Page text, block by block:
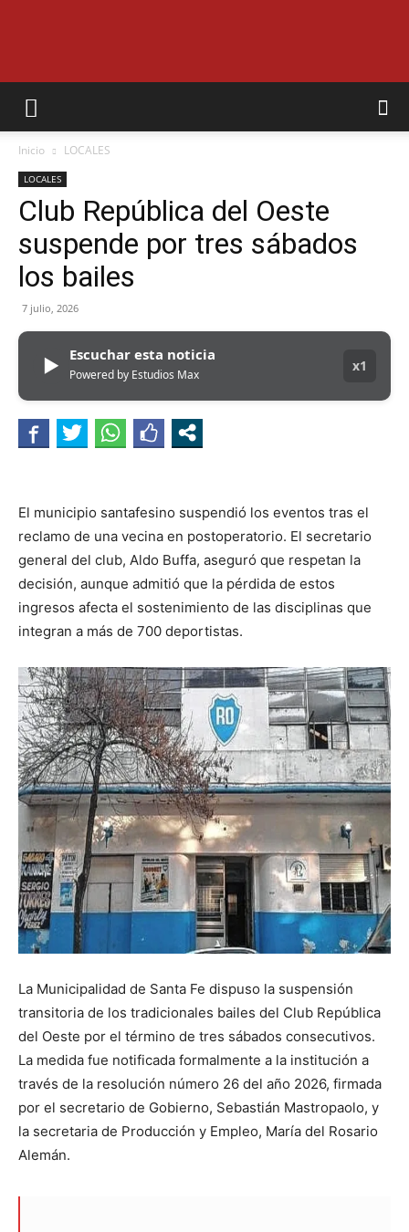
EL
Inicio LOCALES
LOCALES
Club República del Oeste
suspende por tres sábados
los bailes
7 julio, 2026
▶ Escuchar esta noticia
Powered by Estudios Max
x1
El municipio santafesino suspendió los eventos tras el
reclamo de una vecina en postoperatorio. El secretario
general del club, Aldo Buffa, aseguró que respetan la
decisión, aunque admitió que la pérdida de estos
ingresos afecta el sostenimiento de las disciplinas que
integran a más de 700 deportistas.
La Municipalidad de Santa Fe dispuso la suspensión
transitoria de los tradicionales bailes del Club República
del Oeste por el término de tres sábados consecutivos.
La medida fue notificada formalmente a la institución a
través de la resolución número 26 del año 2026, firmada
por el secretario de Gobierno, Sebastián Mastropaolo, y
la secretaria de Producción y Empleo, María del Rosario
Alemán.